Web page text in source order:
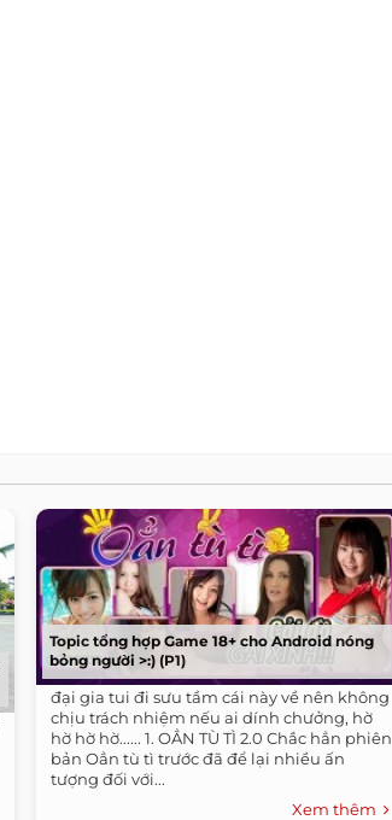
Topic tổng hợp Game 18+ cho Android nóng
bỏng người >:) (P1)
đại gia tui đi sưu tầm cái này về nên không
chịu trách nhiệm nếu ai dính chưởng, hờ
hờ hờ hờ...... 1. OẲN TÙ TÌ 2.0 Chắc hẳn phiên
bản Oẳn tù tì trước đã để lại nhiều ấn
tượng đối với...
Xem thêm